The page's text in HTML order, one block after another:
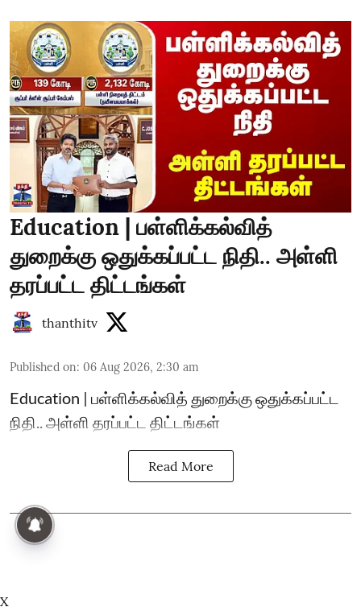
Education | பள்ளிக்கல்வித்
துறைக்கு ஒதுக்கப்பட்ட நிதி.. அள்ளி
தரப்பட்ட திட்டங்கள்
thanthitv
Published on: 06 Aug 2026, 2:30 am
Education | பள்ளிக்கல்வித் துறைக்கு ஒதுக்கப்பட்ட
நிதி.. அள்ளி தரப்பட்ட திட்டங்கள்
Read More
X